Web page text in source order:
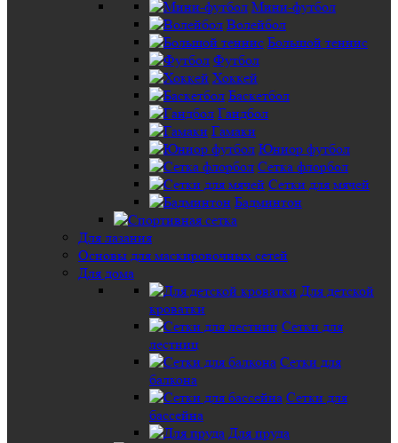
Мини-футбол
Волейбол
Большой теннис
Футбол
Хоккей
Баскетбол
Гандбол
Гамаки
Юниор футбол
Сетка флорбол
Сетки для мячей
Бадминтон
Для лазания
Основы для маскировочных сетей
Для дома
Для детской
кроватки
Сетки для
лестниц
Сетки для
балкона
Сетки для
бассейна
Для пруда